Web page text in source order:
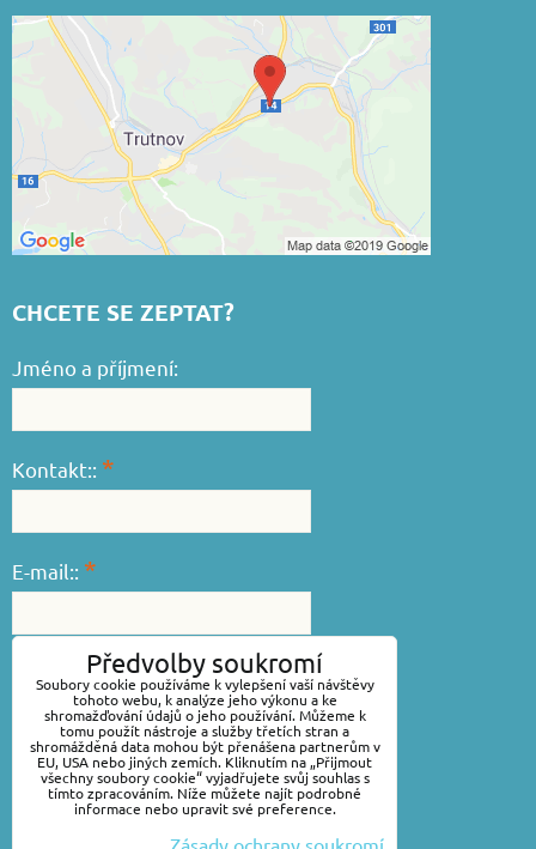
CHCETE SE ZEPTAT?
Jméno a příjmení:
Kontakt:: *
E-mail:: *
Váš dotaz::*
Předvolby soukromí
Soubory cookie používáme k vylepšení vaší návštěvy
tohoto webu, k analýze jeho výkonu a ke
shromažďování údajů o jeho používání. Můžeme k
tomu použít nástroje a služby třetích stran a
shromážděná data mohou být přenášena partnerům v
EU, USA nebo jiných zemích. Kliknutím na „Přijmout
všechny soubory cookie“ vyjadřujete svůj souhlas s
tímto zpracováním. Níže můžete najít podrobné
informace nebo upravit své preference.
Zásady ochrany soukromí